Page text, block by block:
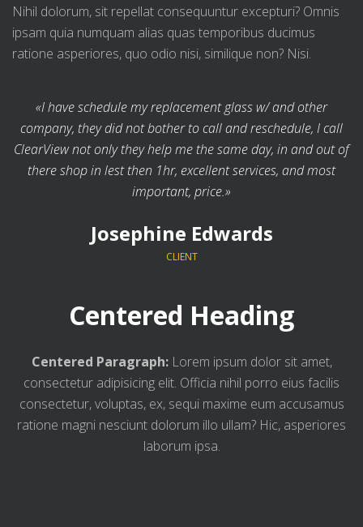
Nihil dolorum, sit repellat consequuntur excepturi? Omnis
ipsam quia numquam alias quas temporibus ducimus
ratione asperiores, quo odio nisi, similique non? Nisi.
«I have schedule my replacement glass w/ and other
company, they did not bother to call and reschedule, I call
ClearView not only they help me the same day, in and out of
there shop in lest then 1hr, excellent services, and most
important, price.»
Josephine Edwards
CLIENT
Centered Heading
Centered Paragraph:Lorem ipsum dolor sit amet,
consectetur adipisicing elit. Officia nihil porro eius facilis
consectetur, voluptas, ex, sequi maxime eum accusamus
ratione magni nesciunt dolorum illo ullam? Hic, asperiores
laborum ipsa.